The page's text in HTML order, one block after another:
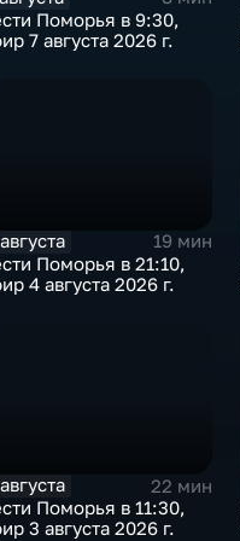
Поморья в 9:30,
7 августа 2026 г.
19 мин
Поморья в 21:10,
4 августа 2026 г.
22 мин
Поморья в 11:30,
3 августа 2026 г.